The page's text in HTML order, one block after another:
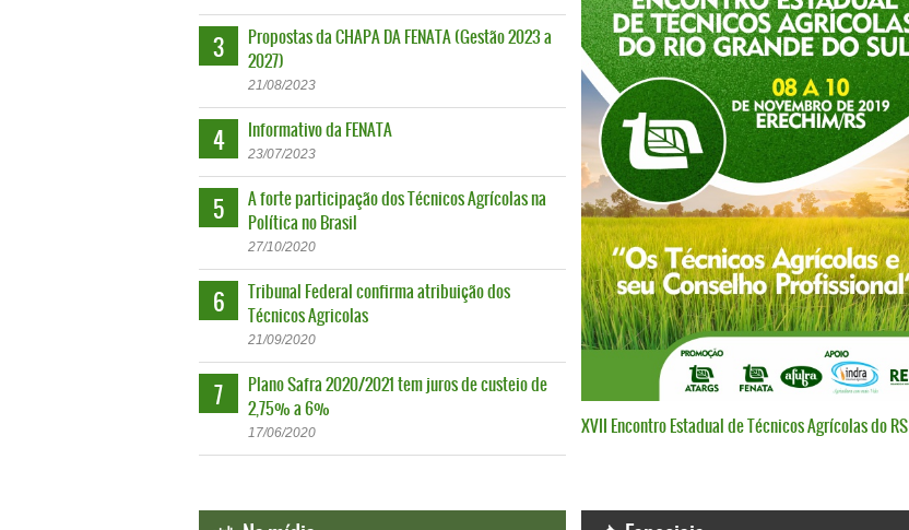
3
Propostas da CHAPA DA FENATA (Gestão 2023 a
2027)
21/08/2023
4 Informativo da FENATA
23/07/2023
5
A forte participação dos Técnicos Agrícolas na
Política no Brasil
27/10/2020
6
Tribunal Federal confirma atribuição dos
Técnicos Agricolas
21/09/2020
7
Plano Safra 2020/2021 tem juros de custeio de
2,75% a 6%
17/06/2020 XVII Encontro Estadual de Técnicos Agrícolas do RS